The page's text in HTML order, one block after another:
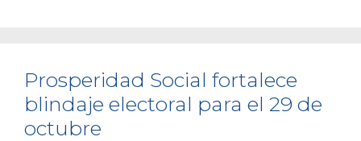
Prosperidad Social fortalece
blindaje electoral para el 29 de
octubre